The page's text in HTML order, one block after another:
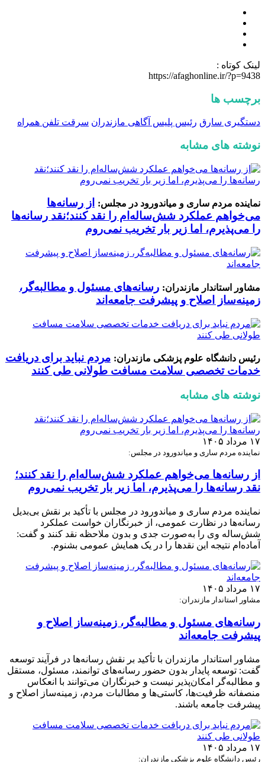
لینک کوتاه :
https://afaghonline.ir/?p=9438
برچسب ها
دستگیری سارق رئیس پلیس آگاهی مازندران سرقت تلفن همراه
نوشته های مشابه
نماینده مردم ساری و میاندورود در مجلس:
از رسانه‌ها
می‌خواهم عملکرد شش‌ساله‌ام را نقد کنند؛نقد رسانه‌ها
را می‌پذیرم، اما زیر بار تخریب نمی‌روم
مشاور استاندار مازندران: رسانه‌های مسئول و مطالبه‌گر،
زمینه‌ساز اصلاح و پیشرفت جامعه‌اند
رئیس دانشگاه علوم پزشکی مازندران: مردم نباید برای دریافت
خدمات تخصصی سلامت مسافت طولانی طی کنند
نوشته های مشابه
۱۷ مرداد ۱۴۰۵
نماینده مردم ساری و میاندورود در مجلس:
از رسانه‌ها می‌خواهم عملکرد شش‌ساله‌ام را نقد کنند؛
نقد رسانه‌ها را می‌پذیرم، اما زیر بار تخریب نمی‌روم
نماینده مردم ساری و میاندورود در مجلس با تأکید بر نقش بی‌بدیل
رسانه‌ها در نظارت عمومی، از خبرنگاران خواست عملکرد
شش‌ساله وی را به‌صورت جدی و بدون ملاحظه نقد کنند و گفت:
آماده‌ام نتیجه این نقدها را در یک همایش عمومی بشنوم.
۱۷ مرداد ۱۴۰۵
مشاور استاندار مازندران:
رسانه‌های مسئول و مطالبه‌گر، زمینه‌ساز اصلاح و
پیشرفت جامعه‌اند
مشاور استاندار مازندران با تأکید بر نقش رسانه‌ها در فرآیند توسعه
گفت: توسعه پایدار بدون حضور رسانه‌های توانمند، مسئول، مستقل
و مطالبه‌گر امکان‌پذیر نیست و خبرنگاران می‌توانند با انعکاس
منصفانه ظرفیت‌ها، کاستی‌ها و مطالبات مردم، زمینه‌ساز اصلاح و
پیشرفت جامعه باشند.
۱۷ مرداد ۱۴۰۵
رئیس دانشگاه علوم پزشکی مازندران: